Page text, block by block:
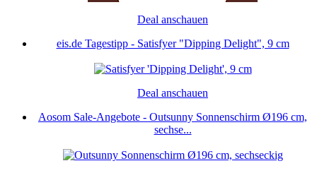
Deal anschauen
eis.de Tagestipp - Satisfyer "Dipping Delight", 9 cm
Deal anschauen
Aosom Sale-Angebote - Outsunny Sonnenschirm Ø196 cm,
sechse...